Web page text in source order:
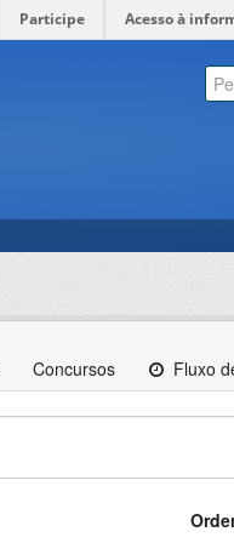
Participe Acesso à
Concursos Fluxo